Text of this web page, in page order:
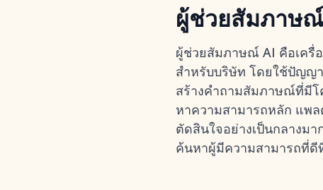
ผู้ช่วยสัมภาษณ์
ผู้ช่วยสัมภาษณ์ AI คือเครื่
สำหรับบริษัท โดยใช้ปัญญ
สร้างคำถามสัมภาษณ์ที่มีโ
หาความสามารถหลัก แพ
ตัดสินใจอย่างเป็นกลางม
ค้นหาผู้มีความสามารถที่ดี